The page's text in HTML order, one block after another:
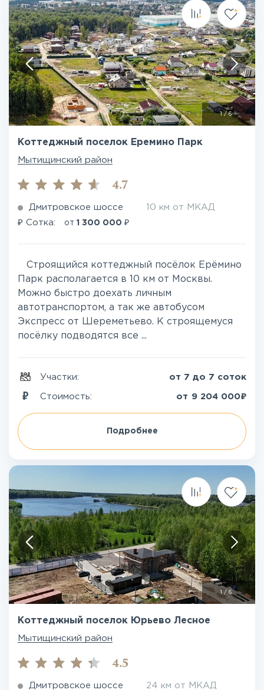
1/6
Коттеджный поселок Еремино Парк
Мытищинский район
4.7
Дмитровское шоссе 10 км от МКАД
₽ Сотка: от 1 300 000 ₽
Строящийся коттеджный посёлок Ерёмино
Парк располагается в 10 км от Москвы.
Можно быстро доехать личным
автотранспортом, а так же автобусом
Экспресс от Шереметьево. К строящемуся
посёлку подводятся все ...
Участки: от 7 до 7 соток
Стоимость: от 9 204 000₽
Подробнее
/ 6
Коттеджный поселок Юрьево Лесное
Мытищинский район
4.5
Дмитровское шоссе 24 км от МКАД